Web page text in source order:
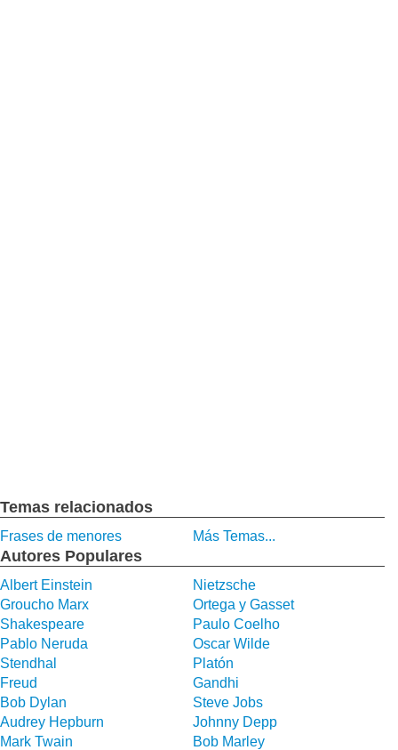
Temas relacionados
Frases de menores Más Temas...
Autores Populares
Albert Einstein
Nietzsche
Groucho Marx
Ortega y Gasset
Shakespeare
Paulo Coelho
Pablo Neruda
Oscar Wilde
Stendhal
Platón
Freud
Gandhi
Bob Dylan
Steve Jobs
Audrey Hepburn
Johnny Depp
Mark Twain
Bob Marley